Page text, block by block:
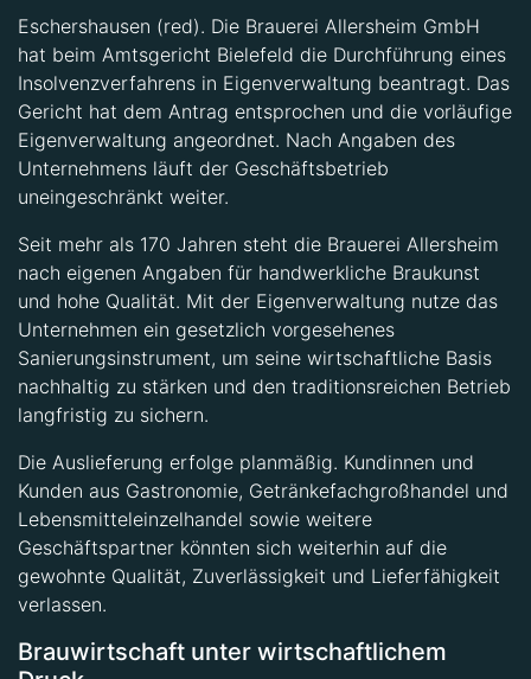
Eschershausen (red). Die Brauerei Allersheim GmbH
hat beim Amtsgericht Bielefeld die Durchführung eines
Insolvenzverfahrens in Eigenverwaltung beantragt. Das
Gericht hat dem Antrag entsprochen und die vorläufige
Eigenverwaltung angeordnet. Nach Angaben des
Unternehmens läuft der Geschäftsbetrieb
uneingeschränkt weiter.
Seit mehr als 170 Jahren steht die Brauerei Allersheim
nach eigenen Angaben für handwerkliche Braukunst
und hohe Qualität. Mit der Eigenverwaltung nutze das
Unternehmen ein gesetzlich vorgesehenes
Sanierungsinstrument, um seine wirtschaftliche Basis
nachhaltig zu stärken und den traditionsreichen Betrieb
langfristig zu sichern.
Die Auslieferung erfolge planmäßig. Kundinnen und
Kunden aus Gastronomie, Getränkefachgroßhandel und
Lebensmitteleinzelhandel sowie weitere
Geschäftspartner könnten sich weiterhin auf die
gewohnte Qualität, Zuverlässigkeit und Lieferfähigkeit
verlassen.
Brauwirtschaft unter wirtschaftlichem